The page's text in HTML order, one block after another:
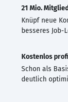
21 Mio.
Knüpf neue
besseres Job-
Kostenlos
Schon als
deutlich